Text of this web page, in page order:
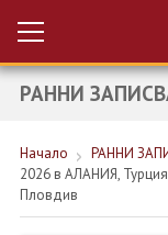
Вход за агенти
РАННИ
НОВА ГОДИНА
РАННИ
Начало РАННИ
2026 в АЛАНИЯ,
Пловдив